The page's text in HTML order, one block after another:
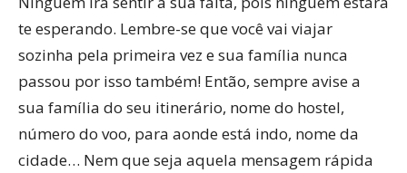
te esperando. Lembre-se que você vai viajar
sozinha pela primeira vez e sua família nunca
passou por isso também! Então, sempre avise a
sua família do seu itinerário, nome do hostel,
número do voo, para aonde está indo, nome da
cidade… Nem que seja aquela mensagem rápida